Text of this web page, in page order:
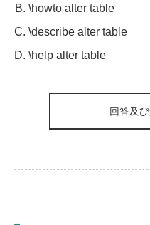
\howto alter table
\describe alter table
\help alter table
回答及